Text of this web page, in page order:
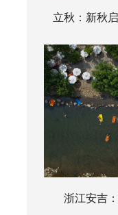
立秋：新秋
浙江安吉